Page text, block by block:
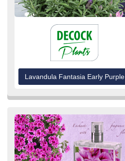
Lavandula Fantasia Early Purple